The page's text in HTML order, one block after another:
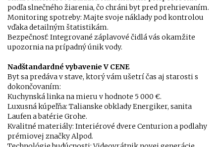
podľa slnečného žiarenia, čo chráni byt pred prehrievaním.
Monitoring spotreby: Majte svoje náklady pod kontrolou
vďaka detailným štatistikám.
Bezpečnosť: Integrované záplavové čidlá vás okamžite
upozornia na prípadný únik vody.
Nadštandardné vybavenie V CENE
Byt sa predáva v stave, ktorý vám ušetrí čas aj starosti s
dokončovaním:
Kuchynská linka na mieru v hodnote 5 000 €.
Luxusná kúpeľňa: Talianske obklady Energiker, sanita
Laufen a batérie Grohe.
Kvalitné materiály: Interiérové dvere Centurion a podlahy
prémiovej značky Alpod.